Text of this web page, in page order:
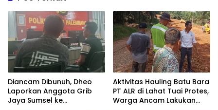
Diancam Dibunuh, Dheo
Laporkan Anggota Grib
Jaya Sumsel ke
Aktivitas Hauling Batu Bara
PT ALR di Lahat Tuai Protes,
Warga Ancam Lakukan